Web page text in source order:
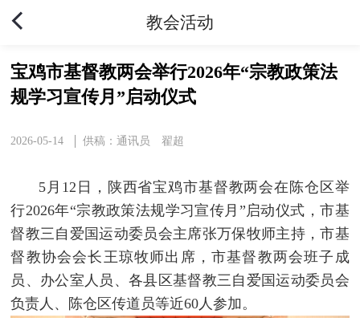
教会活动
宝鸡市基督教两会举行2026年“宗教政策法
规学习宣传月”启动仪式
2026-05-14 供稿：通讯员 翟超
5月12日，陕西省宝鸡市基督教两会在陈仓区举
行2026年“宗教政策法规学习宣传月”启动仪式，市基
督教三自爱国运动委员会主席张万保牧师主持，市基
督教协会会长王琼牧师出席，市基督教两会班子成
员、办公室人员、各县区基督教三自爱国运动委员会
负责人、陈仓区传道员等近60人参加。